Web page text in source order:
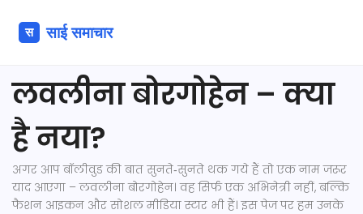
लवलीना बोरगोहेन – क्या
है नया?
अगर आप बॉलीवुड की बात सुनते‑सुनते थक गये हैं तो एक नाम जरूर
याद आएगा – लवलीना बोरगोहेन। वह सिर्फ एक अभिनेत्री नहीं, बल्कि
फैशन आइकन और सोशल मीडिया स्टार भी हैं। इस पेज पर हम उनके